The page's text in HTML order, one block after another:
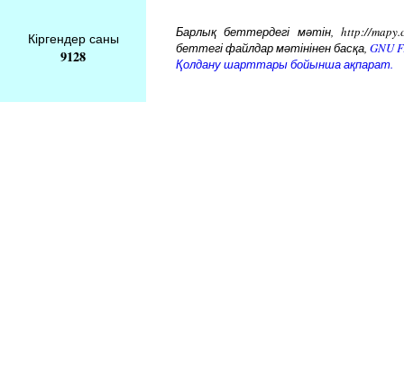
Кіргендер саны
9128
Барлық беттердегі мәтін, http://
беттегі файлдар мәтінінен басқа, GNU
Қолдану шарттары бойынша ақпарат.